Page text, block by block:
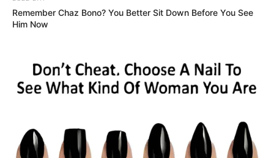
Remember Chaz Bono? You Better Sit Down Before You See
Him Now